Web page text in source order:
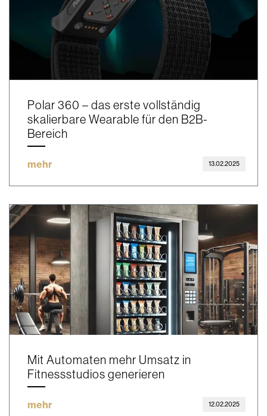
Polar 360 – das erste vollständig
skalierbare Wearable für den B2B-
Bereich
mehr 13.02.2025
Mit Automaten mehr Umsatz in
Fitnessstudios generieren
mehr 12.02.2025